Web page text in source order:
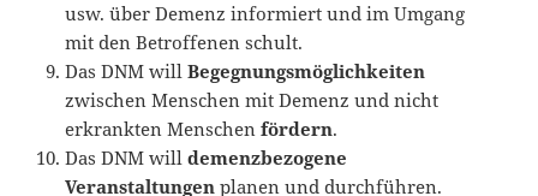
usw. über Demenz informiert und im Umgang
mit den Betroffenen schult.
Das DNM willBegegnungsmöglichkeiten
zwischen Menschen mit Demenz und nicht
erkrankten Menschenfördern.
Das DNM willdemenzbezogene
Veranstaltungen planen und durchführen.